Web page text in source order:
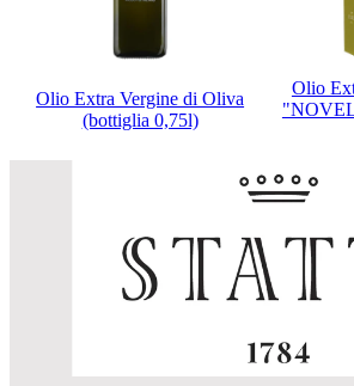
Olio Extra Vergine di Oliva
(bottiglia 0,75l)
Olio